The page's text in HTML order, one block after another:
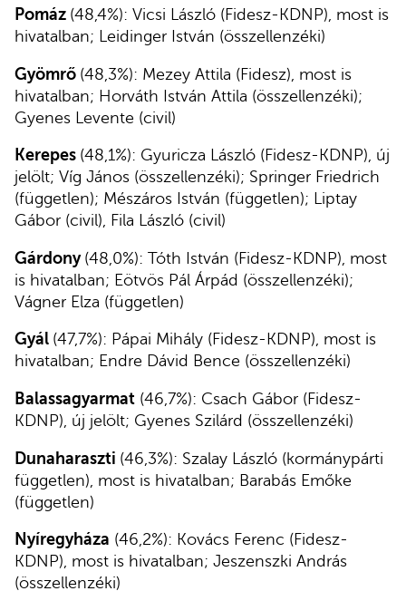
Pomáz (48,4%): Vicsi László (Fidesz-KDNP), most is
hivatalban; Leidinger István (összellenzéki)
Gyömrő (48,3%): Mezey Attila (Fidesz), most is
hivatalban; Horváth István Attila (összellenzéki);
Gyenes Levente (civil)
Kerepes (48,1%): Gyuricza László (Fidesz-KDNP), új
jelölt; Víg János (összellenzéki); Springer Friedrich
(független); Mészáros István (független); Liptay
Gábor (civil), Fila László (civil)
Gárdony (48,0%): Tóth István (Fidesz-KDNP), most
is hivatalban; Eötvös Pál Árpád (összellenzéki);
Vágner Elza (független)
Gyál (47,7%): Pápai Mihály (Fidesz-KDNP), most is
hivatalban; Endre Dávid Bence (összellenzéki)
Balassagyarmat (46,7%): Csach Gábor (Fidesz-
KDNP), új jelölt; Gyenes Szilárd (összellenzéki)
Dunaharaszti (46,3%): Szalay László (kormánypárti
független), most is hivatalban; Barabás Emőke
(független)
Nyíregyháza (46,2%): Kovács Ferenc (Fidesz-
KDNP), most is hivatalban; Jeszenszki András
(összellenzéki)